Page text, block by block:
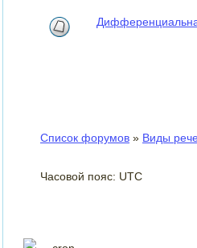
Список форумов » Виды
Часовой пояс: UTC